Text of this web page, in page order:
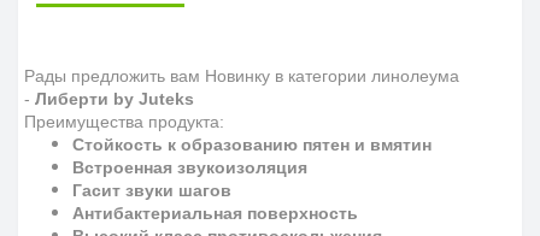
Рады предложить вам Новинку в категории линолеума
- Либерти by Juteks
Преимущества продукта:
Стойкость к образованию пятен и вмятин
Встроенная звукоизоляция
Гасит звуки шагов
Антибактериальная поверхность